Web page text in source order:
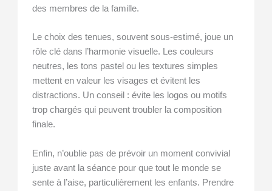
des membres de la famille.
Le choix des tenues, souvent sous-estimé, joue un
rôle clé dans l’harmonie visuelle. Les couleurs
neutres, les tons pastel ou les textures simples
mettent en valeur les visages et évitent les
distractions. Un conseil : évite les logos ou motifs
trop chargés qui peuvent troubler la composition
finale.
Enfin, n’oublie pas de prévoir un moment convivial
juste avant la séance pour que tout le monde se
sente à l’aise, particulièrement les enfants. Prendre